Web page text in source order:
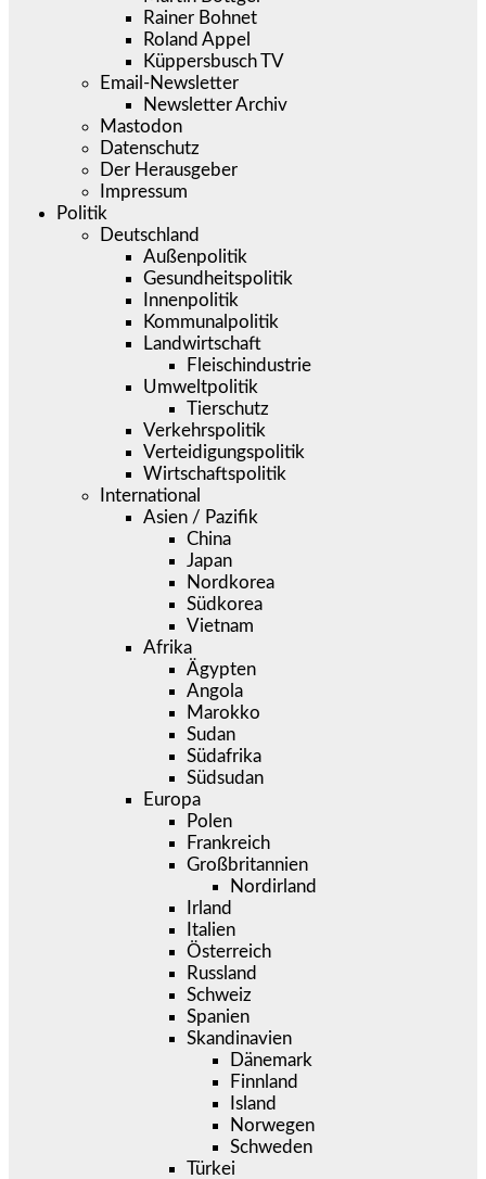
Rainer Bohnet
Roland Appel
Küppersbusch TV
Email-Newsletter
Newsletter Archiv
Mastodon
Datenschutz
Der Herausgeber
Impressum
Politik
Deutschland
Außenpolitik
Gesundheitspolitik
Innenpolitik
Kommunalpolitik
Landwirtschaft
Fleischindustrie
Umweltpolitik
Tierschutz
Verkehrspolitik
Verteidigungspolitik
Wirtschaftspolitik
International
Asien / Pazifik
China
Japan
Nordkorea
Südkorea
Vietnam
Afrika
Ägypten
Angola
Marokko
Sudan
Südafrika
Südsudan
Europa
Polen
Frankreich
Großbritannien
Nordirland
Irland
Italien
Österreich
Russland
Schweiz
Spanien
Skandinavien
Dänemark
Finnland
Island
Norwegen
Schweden
Türkei